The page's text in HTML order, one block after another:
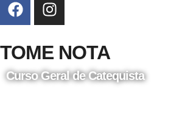
TOME NOTA
Curso Geral de Catequista